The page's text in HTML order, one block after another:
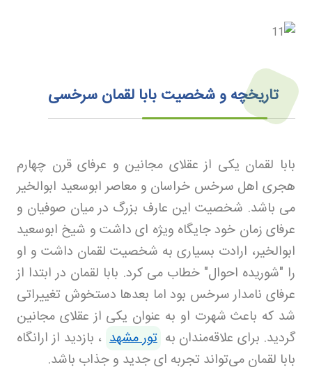
تاریخچه و شخصیت بابا لقمان سرخسی
بابا لقمان یکی از عقلای مجانین و عرفای قرن چهارم
هجری اهل سرخس خراسان و معاصر ابوسعید ابوالخیر
می باشد. شخصیت این عارف بزرگ در میان صوفیان و
عرفای زمان خود جایگاه ویژه ای داشت و شیخ ابوسعید
ابوالخیر، ارادت بسیاری به شخصیت لقمان داشت و او
را "شوریده احوال" خطاب می کرد. بابا لقمان در ابتدا از
عرفای نامدار سرخس بود اما بعدها دستخوش تغییراتی
شد که باعث شهرت او به عنوان یکی از عقلای مجانین
گردید. برای علاقه‌مندان به تور مشهد ، بازدید از ارانگاه
بابا لقمان می‌تواند تجربه ای جدید و جذاب باشد.